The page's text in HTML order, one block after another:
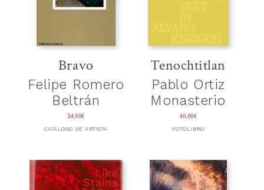
Bravo
Felipe Romero
Beltrán
34,90€
CATÁLOGO DE ARTISTA
Tenochtitlan
Pablo Ortiz
Monasterio
40,00€
FOTOLIBRO